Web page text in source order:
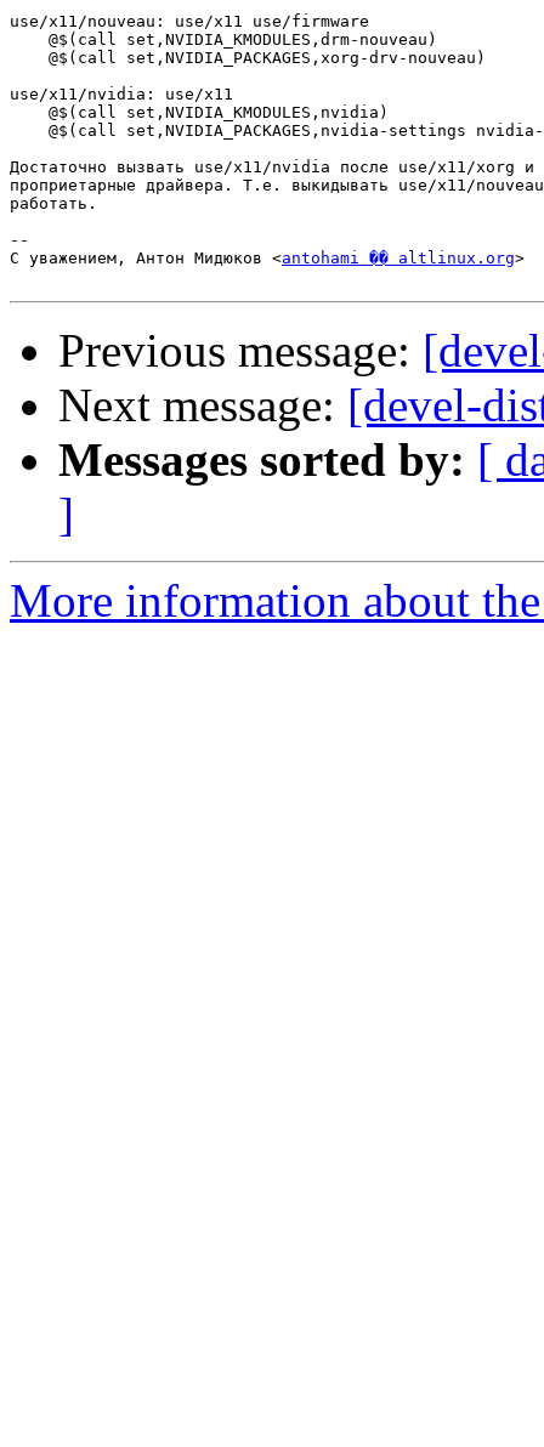
use/x11/nouveau: use/x11 use/firmware
@$(call set,NVIDIA_KMODULES,drm-nouveau)
@$(call set,NVIDIA_PACKAGES,xorg-drv-nouveau)
use/x11/nvidia: use/x11
@$(call set,NVIDIA_KMODULES,nvidia)
@$(call set,NVIDIA_PACKAGES,nvidia-settings
Достаточно вызвать use/x11/nvidia после use/x11/xorg и
проприетарные драйвера. Т.е. выкидывать use/x11/
работать.
--
С уважением, Антон Мидюков <antohami �� altlinux.org>
Previous message:
Next message: [devel-
Messages sorted by: [
]
More information about